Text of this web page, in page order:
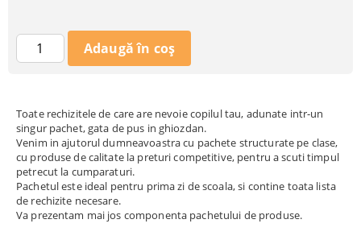
Toate rechizitele de care are nevoie copilul tau, adunate intr-un
singur pachet, gata de pus in ghiozdan.
Venim in ajutorul dumneavoastra cu pachete structurate pe clase,
cu produse de calitate la preturi competitive, pentru a scuti timpul
petrecut la cumparaturi.
Pachetul este ideal pentru prima zi de scoala, si contine toata lista
de rechizite necesare.
Va prezentam mai jos componenta pachetului de produse.